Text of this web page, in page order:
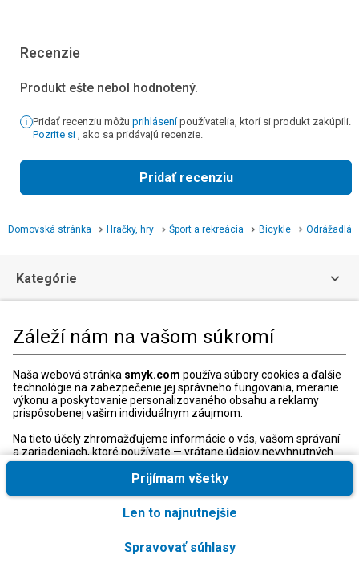
Záleží nám na vašom súkromí
Naša webová stránka smyk.com používa súbory cookies a ďalšie
technológie na zabezpečenie jej správneho fungovania, meranie
výkonu a poskytovanie personalizovaného obsahu a reklamy
prispôsobenej vašim individuálnym záujmom.
Na tieto účely zhromažďujeme informácie o vás, vašom správaní
a zariadeniach, ktoré používate — vrátane údajov nevyhnutných
na správne fungovanie webovej stránky smyk.com. Tieto
nevyhnutné súbory cookies môžete deaktivovať zmenou
cookies a zlepšené konverzie na prístup, analýzu a ukladanie
ďalších informácií vrátane niektorých osobných údajov. Tieto
Spravovať súhlasy
Len to najnutnejšie
Prijímam všetky
Recenzie
Produkt ešte nebol hodnotený.
Pridať recenziu môžu prihlásení používatelia, ktorí si produkt zakúpili.
Pozrite si , ako sa pridávajú recenzie.
Pridať recenziu
Domovská stránka Hračky, hry Šport a rekreácia Bicykle Odrážadlá
Kategórie
Zákaznícka zóna
Právne informácie
Zákaznícke Centrum
Kontaktný formulár
+421 240 20 8000
Slovenská republika (Slovenský)